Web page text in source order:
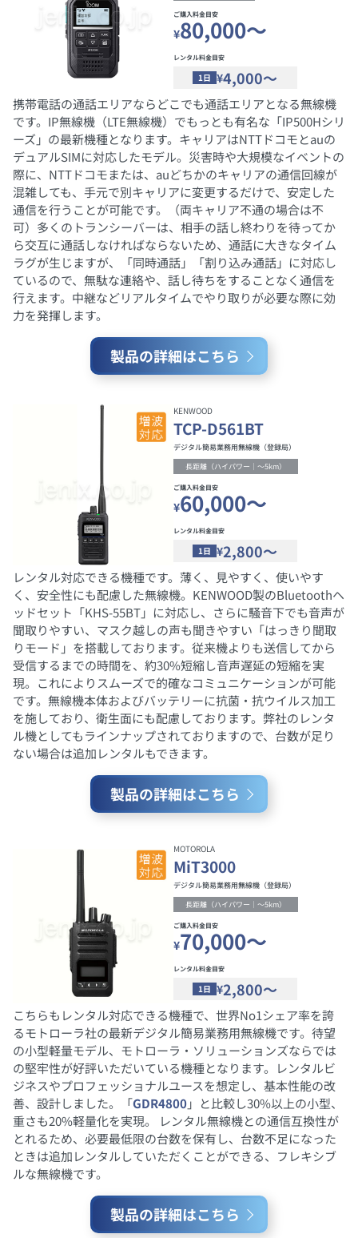
ご購入料金目安
¥80,000～
レンタル料金目安
1日 ¥4,000～
携帯電話の通話エリアならどこでも通話エリアとなる無線機
です。IP無線機（LTE無線機）でもっとも有名な「IP500Hシリ
ーズ」の最新機種となります。キャリアはNTTドコモとauの
デュアルSIMに対応したモデル。災害時や大規模なイベントの
際に、NTTドコモまたは、auどちかのキャリアの通信回線が
混雑しても、手元で別キャリアに変更するだけで、安定した
通信を行うことが可能です。（両キャリア不通の場合は不
可）多くのトランシーバーは、相手の話し終わりを待ってか
ら交互に通話しなければならないため、通話に大きなタイム
ラグが生じますが、「同時通話」「割り込み通話」に対応し
ているので、無駄な連絡や、話し待ちをすることなく通信を
行えます。中継などリアルタイムでやり取りが必要な際に効
力を発揮します。
製品の詳細はこちら
KENWOOD
TCP-D561BT
デジタル簡易業務用無線機（登録局）
長距離（ハイパワー｜～5km）
ご購入料金目安
¥60,000～
レンタル料金目安
1日 ¥2,800～
レンタル対応できる機種です。薄く、見やすく、使いやす
く、安全性にも配慮した無線機。KENWOOD製のBluetoothヘ
ッドセット「KHS-55BT」に対応し、さらに騒音下でも音声が
聞取りやすい、マスク越しの声も聞きやすい「はっきり聞取
りモード」を搭載しております。従来機よりも送信してから
受信するまでの時間を、約30%短縮し音声遅延の短縮を実
現。これによりスムーズで的確なコミュニケーションが可能
です。無線機本体およびバッテリーに抗菌・抗ウイルス加工
を施しており、衛生面にも配慮しております。弊社のレンタ
ル機としてもラインナップされておりますので、台数が足り
ない場合は追加レンタルもできます。
製品の詳細はこちら
MOTOROLA
MiT3000
デジタル簡易業務用無線機（登録局）
長距離（ハイパワー｜～5km）
ご購入料金目安
¥70,000～
レンタル料金目安
1日 ¥2,800～
こちらもレンタル対応できる機種で、世界No1シェア率を誇
るモトローラ社の最新デジタル簡易業務用無線機です。待望
の小型軽量モデル、モトローラ・ソリューションズならでは
の堅牢性が好評いただいている機種となります。レンタルビ
ジネスやプロフェッショナルユースを想定し、基本性能の改
善、設計しました。「GDR4800」と比較し30%以上の小型、
重さも20%軽量化を実現。 レンタル無線機との通信互換性が
とれるため、必要最低限の台数を保有し、台数不足になった
ときは追加レンタルしていただくことができる、フレキシブ
ルな無線機です。
製品の詳細はこちら